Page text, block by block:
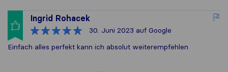
Ingrid Rohacek
30. Juni 2023 auf Google
Einfach alles perfekt kann ich absolut weiterempfehlen